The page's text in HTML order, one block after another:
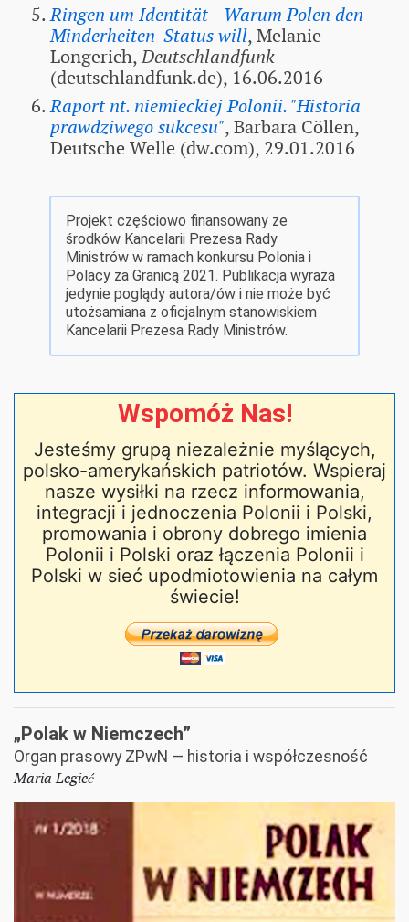
Ringen um Identität - Warum Polen den
Minderheiten-Status will, Melanie
Longerich,Deutschlandfunk
(deutschlandfunk.de), 16.06.2016
Raport nt. niemieckiej Polonii. "Historia
prawdziwego sukcesu", Barbara Cöllen,
Deutsche Welle (dw.com), 29.01.2016
Projekt częściowo finansowany ze
środków Kancelarii Prezesa Rady
Ministrów w ramach konkursu Polonia i
Polacy za Granicą 2021. Publikacja wyraża
jedynie poglądy autora/ów i nie może być
utożsamiana z oficjalnym stanowiskiem
Kancelarii Prezesa Rady Ministrów.
Wspomóż Nas!
Jesteśmy grupą niezależnie myślących,
polsko-amerykańskich patriotów. Wspieraj
nasze wysiłki na rzecz informowania,
integracji i jednoczenia Polonii i Polski,
promowania i obrony dobrego imienia
Polonii i Polski oraz łączenia Polonii i
Polski w sieć upodmiotowienia na całym
świecie!
„Polak w Niemczech”
Organ prasowy ZPwN — historia i współczesność
Maria Legieć